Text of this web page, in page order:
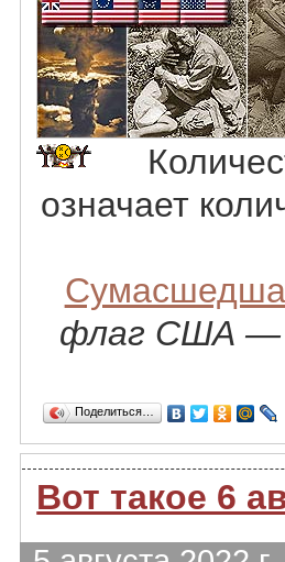
означает
флаг США —
Поделиться…
Вот такое 6